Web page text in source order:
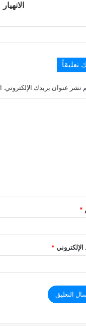
الانهيار
تعليقاً
نشر عنوان بريدك الإلكتروني.
*
الإلكتروني *